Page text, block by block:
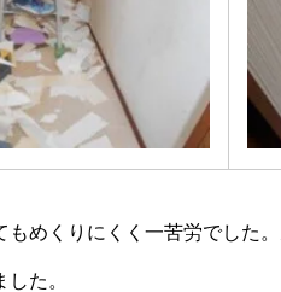
もめくりにくく一苦労でした
た。